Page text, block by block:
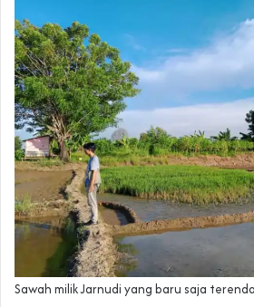
Sawah milik Jarnudi yang baru saja